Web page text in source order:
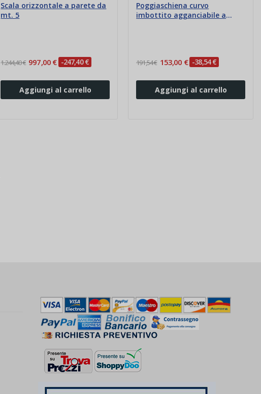
Scala orizzontale a parete da
mt. 5
1.244,40 € 997,00 € -247,40 €
Aggiungi al carrello
Poggiaschiena curvo
imbottito agganciabile a
191,54 € 153,00 € -38,54 €
Aggiungi al carrello